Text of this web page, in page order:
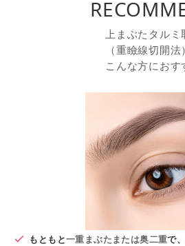
上まぶたタルミ
（重瞼線切開法
こんな方におす
もともと一重まぶたまたは奥二重で、